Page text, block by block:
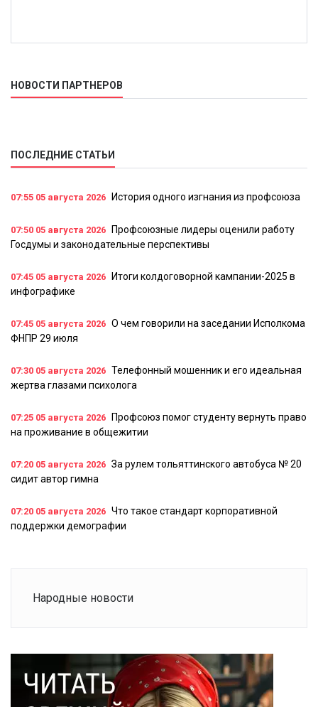
НОВОСТИ ПАРТНЕРОВ
ПОСЛЕДНИЕ СТАТЬИ
07:55 05 августа 2026 История одного изгнания из профсоюза
07:50 05 августа 2026
Профсоюзные лидеры оценили работу
Госдумы и законодательные перспективы
07:45 05 августа 2026
Итоги колдоговорной кампании-2025 в
инфографике
07:45 05 августа 2026 О чем говорили на заседании Исполкома
ФНПР 29 июля
07:30 05 августа 2026 Телефонный мошенник и его идеальная
жертва глазами психолога
07:25 05 августа 2026
Профсоюз помог студенту вернуть право
на проживание в общежитии
07:20 05 августа 2026 За рулем тольяттинского автобуса № 20
сидит автор гимна
07:20 05 августа 2026 Что такое стандарт корпоративной
поддержки демографии
Народные новости